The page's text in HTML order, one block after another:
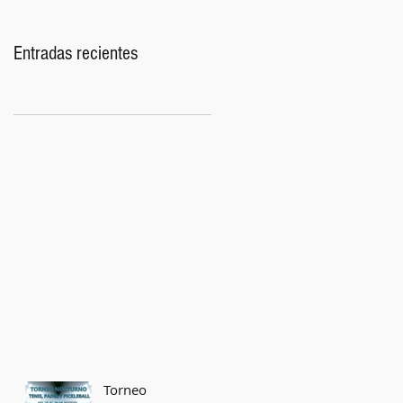
Entradas recientes
Torneo